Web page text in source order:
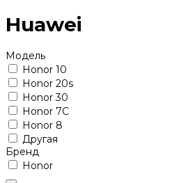
Huawei
Модель
Honor 10
Honor 20s
Honor 30
Honor 7C
Honor 8
Другая
Бренд
Honor